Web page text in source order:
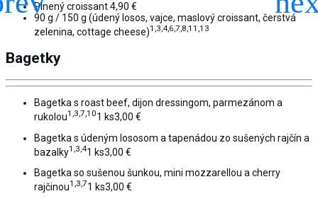
Plnený croissant4,90 €
90 g / 150 g (údený losos, vajce, maslový croissant, čerstvá
zelenina, cottage cheese)1,3,4,6,7,8,11,13
Bagetky
Bagetka s roast beef, dijon dressingom, parmezánom a
rukolou1,3,7,101 ks3,00 €
Bagetka s údeným lososom a tapenádou zo sušených rajčín a
bazalky1,3,41 ks3,00 €
Bagetka so sušenou šunkou, mini mozzarellou a cherry
rajčinou1,3,71 ks3,00 €